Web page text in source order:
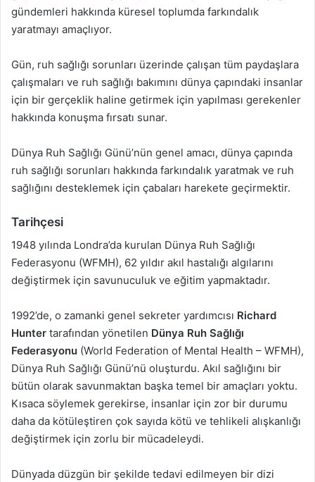
gündemleri hakkında küresel toplumda farkındalık
yaratmayı amaçlıyor.
Gün, ruh sağlığı sorunları üzerinde çalışan tüm paydaşlara
çalışmaları ve ruh sağlığı bakımını dünya çapındaki insanlar
için bir gerçeklik haline getirmek için yapılması gerekenler
hakkında konuşma fırsatı sunar.
Dünya Ruh Sağlığı Günü’nün genel amacı, dünya çapında
ruh sağlığı sorunları hakkında farkındalık yaratmak ve ruh
sağlığını desteklemek için çabaları harekete geçirmektir.
Tarihçesi
1948 yılında Londra’da kurulan Dünya Ruh Sağlığı
Federasyonu (WFMH), 62 yıldır akıl hastalığı algılarını
değiştirmek için savunuculuk ve eğitim yapmaktadır.
1992’de, o zamanki genel sekreter yardımcısı Richard
Hunter tarafından yönetilen Dünya Ruh Sağlığı
Federasyonu (World Federation of Mental Health – WFMH),
Dünya Ruh Sağlığı Günü’nü oluşturdu. Akıl sağlığını bir
bütün olarak savunmaktan başka temel bir amaçları yoktu.
Kısaca söylemek gerekirse, insanlar için zor bir durumu
daha da kötüleştiren çok sayıda kötü ve tehlikeli alışkanlığı
değiştirmek için zorlu bir mücadeleydi.
Dünyada düzgün bir şekilde tedavi edilmeyen bir dizi